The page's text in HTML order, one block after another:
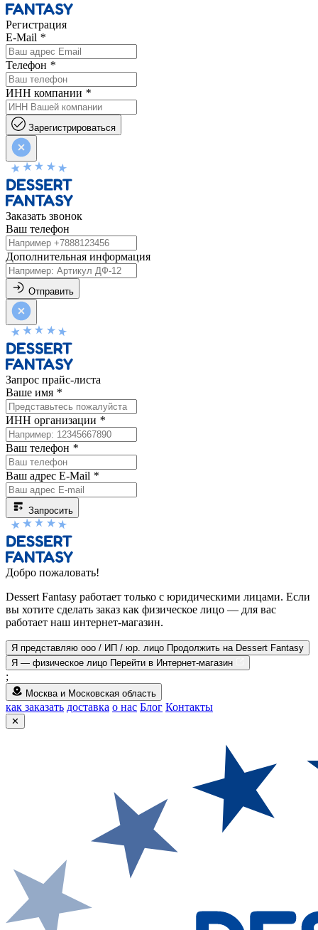
Регистрация
E-Mail *
Телефон *
ИНН компании *
Зарегистрироваться
Заказать звонок
Ваш телефон
Дополнительная информация
Отправить
Запрос прайс-листа
Ваше имя *
ИНН организации *
Ваш телефон *
Ваш адрес E-Mail *
Запросить
Добро пожаловать!
Dessert Fantasy работает только с юридическими лицами. Если
вы хотите сделать заказ как физическое лицо — для вас
работает наш интернет-магазин.
Я представляю ооо / ИП / юр. лицо Продолжить на Dessert Fantasy
Я — физическое лицо Перейти в Интернет-магазин
;
Москва и Московская область
как заказать доставка о нас Блог Контакты
✕